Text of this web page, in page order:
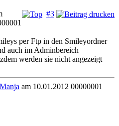
#3
per Ftp in den Smileyordner
auch im Adminbereich
werden sie nicht angezeigt
Manja am 10.01.2012 00000001